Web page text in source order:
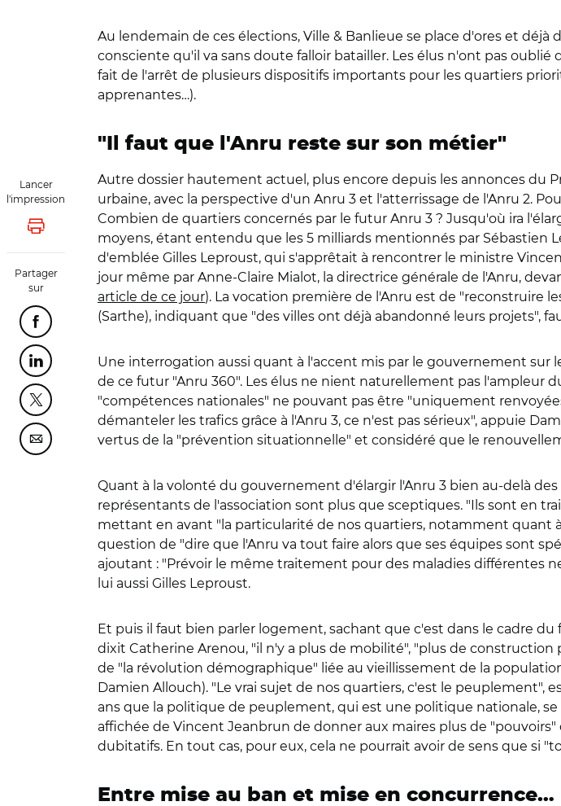
Lancer
l'impression
Lancer l'impression
Partager
sur
Partager cette page sur Facebook
Partager cette page sur Linkedin
Partager cette page sur Twitter
Partager cette page sur Courriel
Au lendemain de ces élections, Ville & Banlieue se place d'ores et
consciente qu'il va sans doute falloir batailler. Les élus n'ont pas
fait de l'arrêt de plusieurs dispositifs importants pour les quartiers
apprenantes…).
"Il faut que l'Anru reste sur son métier"
Autre dossier hautement actuel, plus encore depuis les annonces du
urbaine, avec la perspective d'un Anru 3 et l'atterrissage de l'Anru 2.
Combien de quartiers concernés par le futur Anru 3 ? Jusqu'où ira
moyens, étant entendu que les 5 milliards mentionnés par Sébastien
d'emblée Gilles Leproust, qui s'apprêtait à rencontrer le ministre
jour même par Anne-Claire Mialot, la directrice générale de l'Anru,
article de ce jour). La vocation première de l'Anru est de "reconstruire
(Sarthe), indiquant que "des villes ont déjà abandonné leurs projets",
Une interrogation aussi quant à l'accent mis par le gouvernement
de ce futur "Anru 360". Les élus ne nient naturellement pas l'ampleur
"compétences nationales" ne pouvant pas être "uniquement
démanteler les trafics grâce à l'Anru 3, ce n'est pas sérieux", appuie
vertus de la "prévention situationnelle" et considéré que le
Quant à la volonté du gouvernement d'élargir l'Anru 3 bien au-delà
représentants de l'association sont plus que sceptiques. "Ils sont en
mettant en avant "la particularité de nos quartiers, notamment quant
question de "dire que l'Anru va tout faire alors que ses équipes sont
ajoutant : "Prévoir le même traitement pour des maladies différentes
lui aussi Gilles Leproust.
Et puis il faut bien parler logement, sachant que c'est dans le cadre
dixit Catherine Arenou, "il n'y a plus de mobilité", "plus de
de "la révolution démographique" liée au vieillissement de la
Damien Allouch). "Le vrai sujet de nos quartiers, c'est le peuplement",
ans que la politique de peuplement, qui est une politique nationale,
affichée de Vincent Jeanbrun de donner aux maires plus de
dubitatifs. En tout cas, pour eux, cela ne pourrait avoir de sens que si
Entre mise au ban et mise en concurrence…